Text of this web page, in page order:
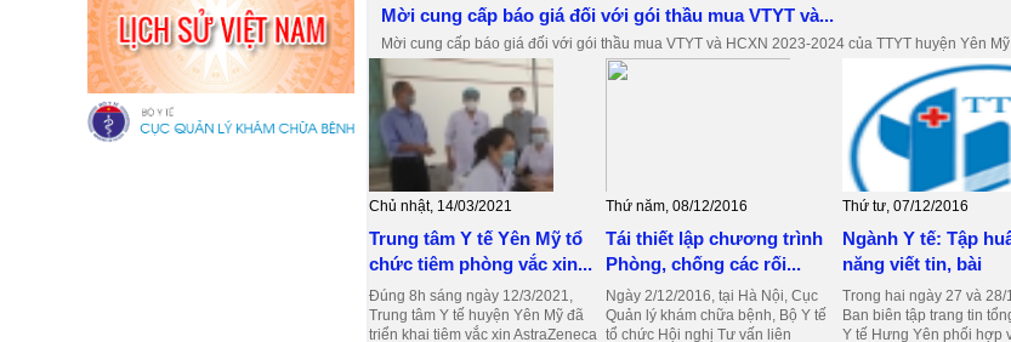
Mời cung cấp báo giá đối với gói thầu mua VTYT và...
Mời cung cấp báo giá đối với gói thầu mua VTYT và HCXN 2023-2024 của TTYT huyện Yên Mỹ
Chủ nhật, 14/03/2021
Trung tâm Y tế Yên Mỹ tổ
chức tiêm phòng vắc xin...
Đúng 8h sáng ngày 12/3/2021,
Trung tâm Y tế huyện Yên Mỹ đã
triển khai tiêm vắc xin AstraZeneca
Thứ năm, 08/12/2016
Tái thiết lập chương trình
Phòng, chống các rối...
Ngày 2/12/2016, tại Hà Nội, Cục
Quản lý khám chữa bệnh, Bộ Y tế
tổ chức Hội nghị Tư vấn liên
Thứ tư, 07/12/2016
Ngành Y tế: Tập
năng viết tin, bài
Trong hai ngày 27 và 28/
Ban biên tập trang tin
Y tế Hưng Yên phối hợp